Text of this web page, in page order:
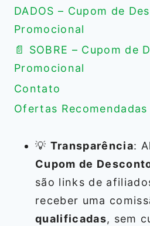
DADOS – Cupom de
Promocional
📄 SOBRE – Cupom de
Promocional
Contato
Ofertas Recomendadas
💡 Transparência:
Cupom de
são links de
receber uma
qualificadas, sem